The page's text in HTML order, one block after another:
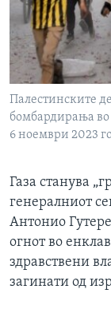
ИНТЕРВЈУА
Јазици
Палестинските
бомбардирања во
6 ноември 2023
Газа станува
генералниот
Антонио
огнот во
здравствени
загинати од